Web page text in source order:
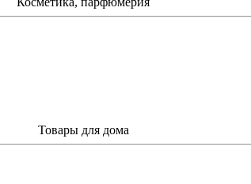
Товары для дома